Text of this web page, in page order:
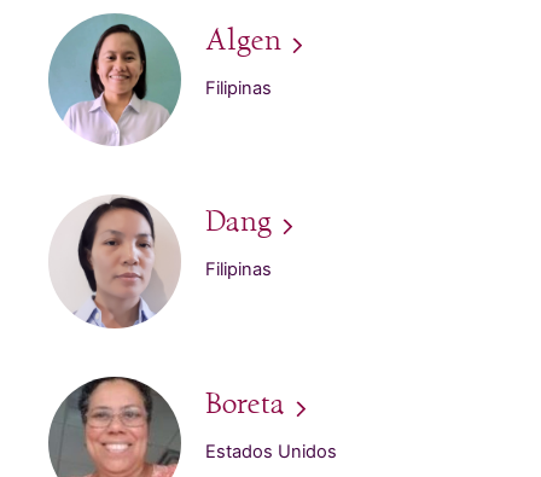
Algen
Filipinas
Dang
Filipinas
Boreta
Estados Unidos